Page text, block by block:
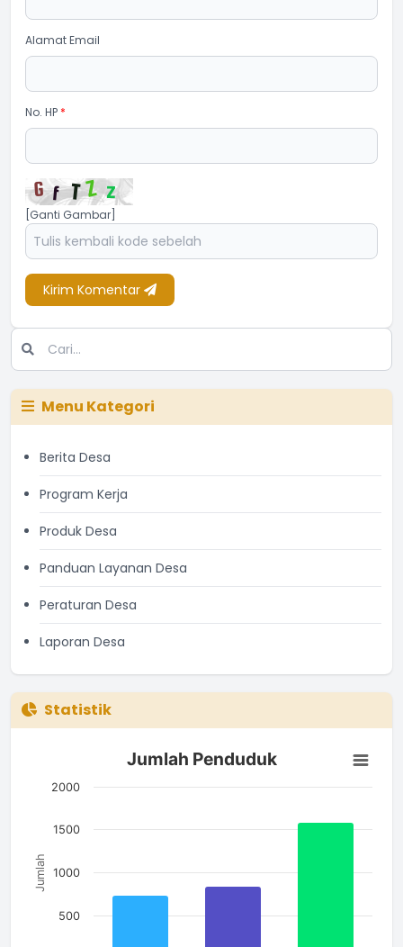
Alamat Email
No. HP *
[Ganti Gambar]
Kirim Komentar
Menu Kategori
Berita Desa
Program Kerja
Produk Desa
Panduan Layanan Desa
Peraturan Desa
Laporan Desa
Statistik
Jumlah Penduduk
Bar chart with 3 bars.
The chart has 1 X axis displaying categories.
Jumlah
Jumlah Penduduk
500
1000
1500
2000